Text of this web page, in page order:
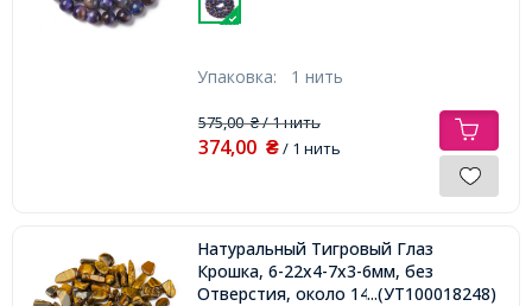
Упаковка: 1 нить
575,00₴/ 1 нить
374,00 ₴/ 1 нить
Натуральный Тигровый Глаз
Крошка, 6-22x4-7x3-6мм, без
Отверстия, около 140шт/100г,
...(УТ100018248)